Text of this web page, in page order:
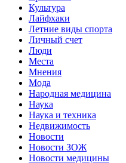
Культура
Лайфхаки
Летние виды спорта
Личный счет
Люди
Места
Мнения
Мода
Народная медицина
Наука
Наука и техника
Недвижимость
Новости
Новости ЗОЖ
Новости медицины